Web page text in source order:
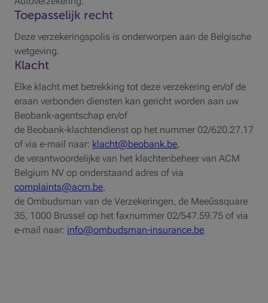
Toepasselijk recht
Deze verzekeringspolis is onderworpen aan de Belgische
wetgeving.
Klacht
Elke klacht met betrekking tot deze verzekering en/of de
eraan verbonden diensten kan gericht worden aan uw
Beobank-agentschap en/of
de Beobank-klachtendienst op het nummer 02/620.27.17
of via e-mail naar: klacht@beobank.be,
de verantwoordelijke van het klachtenbeheer van ACM
Belgium NV op onderstaand adres of via
complaints@acm.be,
de Ombudsman van de Verzekeringen, de Meeûssquare
35, 1000 Brussel op het faxnummer 02/547.59.75 of via
e-mail naar: info@ombudsman-insurance.be